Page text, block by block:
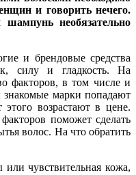
и говорить нечего.
необязательно
и брендовые средства
силу и гладкость. На
факторов, в том числе и
знакомые марки попадают
возрастают в цене.
поможет сделать
волос. На что обратить
чувствительная кожа,